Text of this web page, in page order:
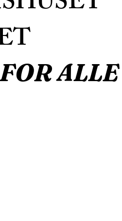
FOR ALLE